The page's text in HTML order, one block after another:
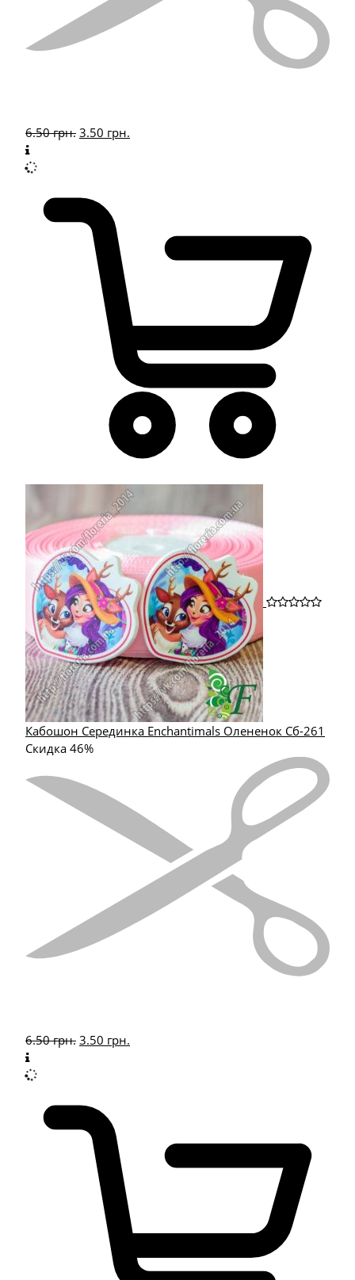
6.50грн. 3.50 грн.
Кабошон Серединка Enchantimals Олененок Сб-261
Скидка 46%
6.50грн. 3.50 грн.